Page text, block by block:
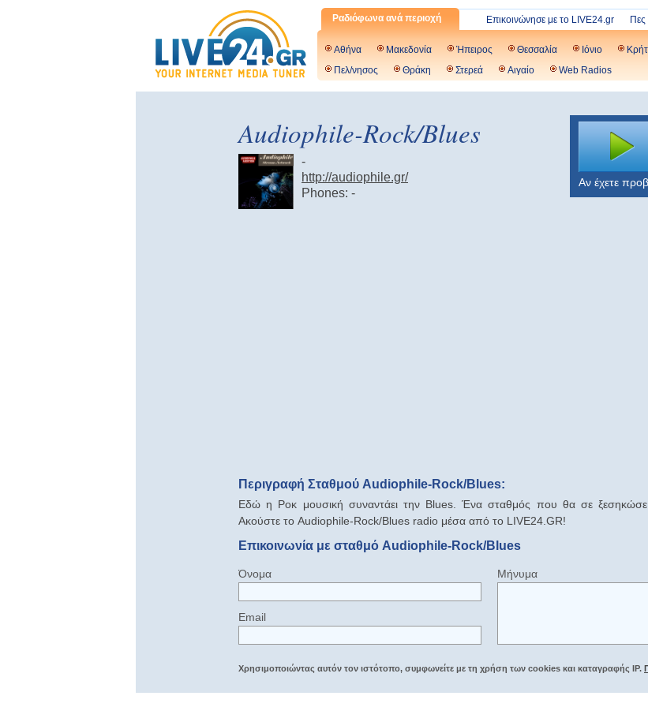
Ραδιόφωνα ανά περιοχή Πες
Επικοινώνησε με το LIVE24.gr
Αθήνα Μακεδονία Ήπειρος Θεσσαλία Ιόνιο
Πελ/νησος
Θράκη Στερεά Αιγαίο Web Radios
Audiophile-Rock/Blues
-
http://audiophile.gr/
Phones: -
Αν έχετε
Περιγραφή Σταθμού Audiophile-Rock/Blues:
Eδώ η Ροκ μουσική συναντάει την Blues. Ένα σταθμός που θα σε ξεσηκώσει
Ακούστε το Audiophile-Rock/Blues radio μέσα από το LIVE24.GR!
Επικοινωνία με σταθμό Audiophile-Rock/Blues
Όνομα
Email
Μήνυμα
Χρησιμοποιώντας αυτόν τον ιστότοπο, συμφωνείτε με τη χρήση των cookies και καταγραφής IP.